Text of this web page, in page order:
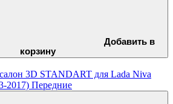
Добавить в
корзину
3D STANDART для Lada Niva
2017) Передние